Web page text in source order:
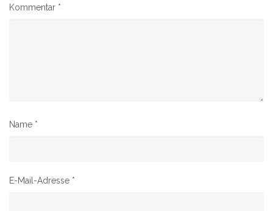
Kommentar *
Name *
E-Mail-Adresse *